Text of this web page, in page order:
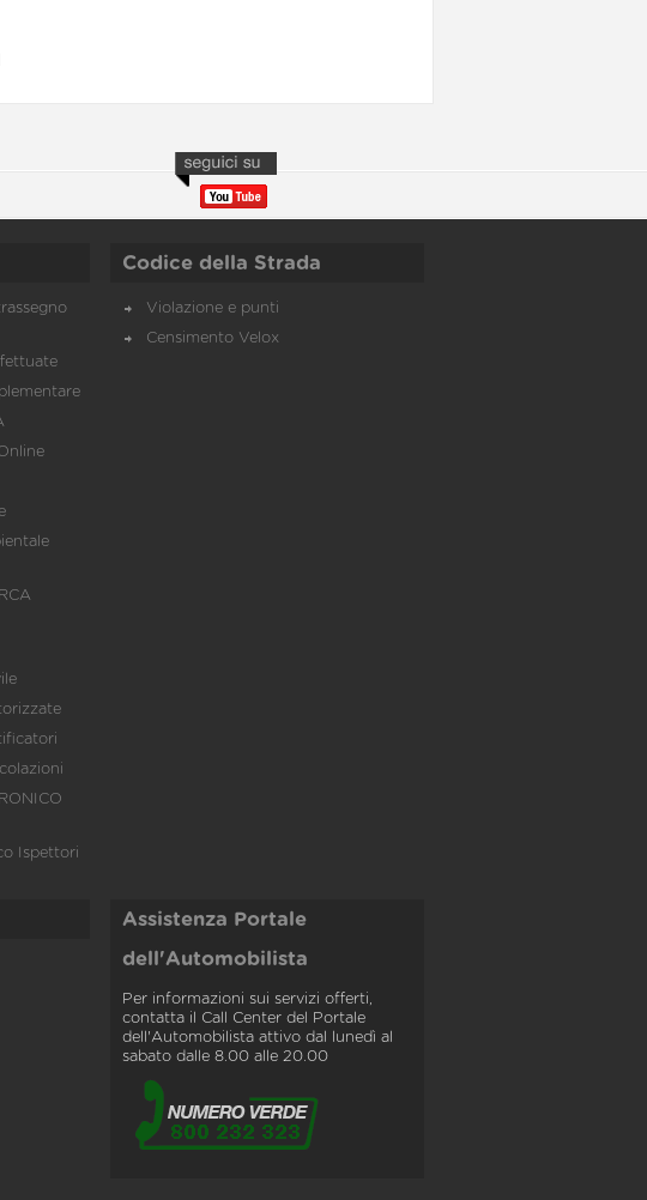
Ispettori
Codice della Strada
Violazione e punti
Censimento Velox
Assistenza Portale
dell'Automobilista
Per informazioni sui servizi offerti,
contatta il Call Center del Portale
dell'Automobilista attivo dal lunedì al
sabato dalle 8.00 alle 20.00